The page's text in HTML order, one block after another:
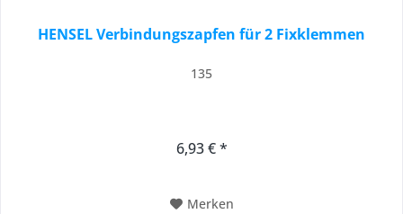
HENSEL Verbindungszapfen für 2 Fixklemmen
135
6,93 € *
Merken